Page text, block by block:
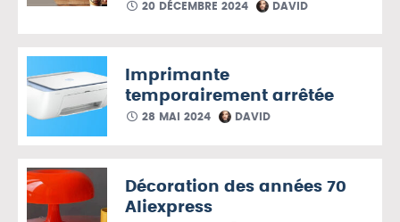
20 DÉCEMBRE 2024 DAVID
Imprimante
temporairement arrêtée
28 MAI 2024 DAVID
Décoration des années 70
Aliexpress